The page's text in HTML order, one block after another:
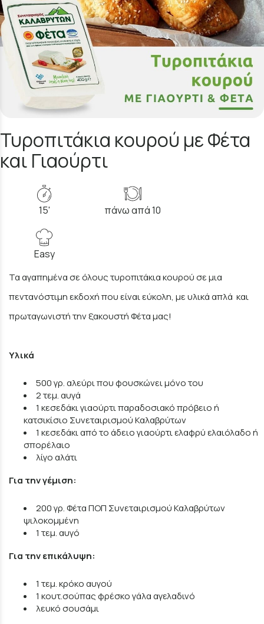
Τυροπιτάκια κουρού με Φέτα
και Γιαούρτι
15' πάνω απά 10
Easy
Τα αγαπημένα σε όλους τυροπιτάκια κουρού σε μια
πεντανόστιμη εκδοχή που είναι εύκολη, με υλικά απλά και
πρωταγωνιστή την ξακουστή Φέτα μας!
Υλικά
500 γρ. αλεύρι που φουσκώνει μόνο του
2 τεμ. αυγά
1 κεσεδάκι γιαούρτι παραδοσιακό πρόβειο ή
κατσικίσιο Συνεταιρισμού Καλαβρύτων
1 κεσεδάκι από το άδειο γιαούρτι ελαφρύ ελαιόλαδο ή
σπορέλαιο
λίγο αλάτι
Για την γέμιση:
200 γρ. Φέτα ΠΟΠ Συνεταιρισμού Καλαβρύτων
ψιλοκομμένη
1 τεμ. αυγό
Για την επικάλυψη:
1 τεμ. κρόκο αυγού
1 κουτ.σούπας φρέσκο γάλα αγελαδινό
λευκό σουσάμι